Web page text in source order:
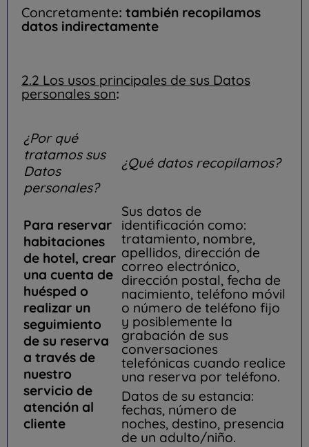
Concretamente: también recopilamos
datos indirectamente
2.2 Los usos principales de sus Datos
personales son:
¿Por qué
tratamos sus
Datos
personales?
¿Qué datos recopilamos?
Para reservar
habitaciones
de hotel, crear
una cuenta de
huésped o
realizar un
seguimiento
de su reserva
a través de
nuestro
servicio de
atención al
cliente
Sus datos de
identificación como:
tratamiento, nombre,
apellidos, dirección de
correo electrónico,
dirección postal, fecha de
nacimiento, teléfono móvil
o número de teléfono fijo
y posiblemente la
grabación de sus
conversaciones
telefónicas cuando realice
una reserva por teléfono.
Datos de su estancia:
fechas, número de
noches, destino, presencia
de un adulto/niño.